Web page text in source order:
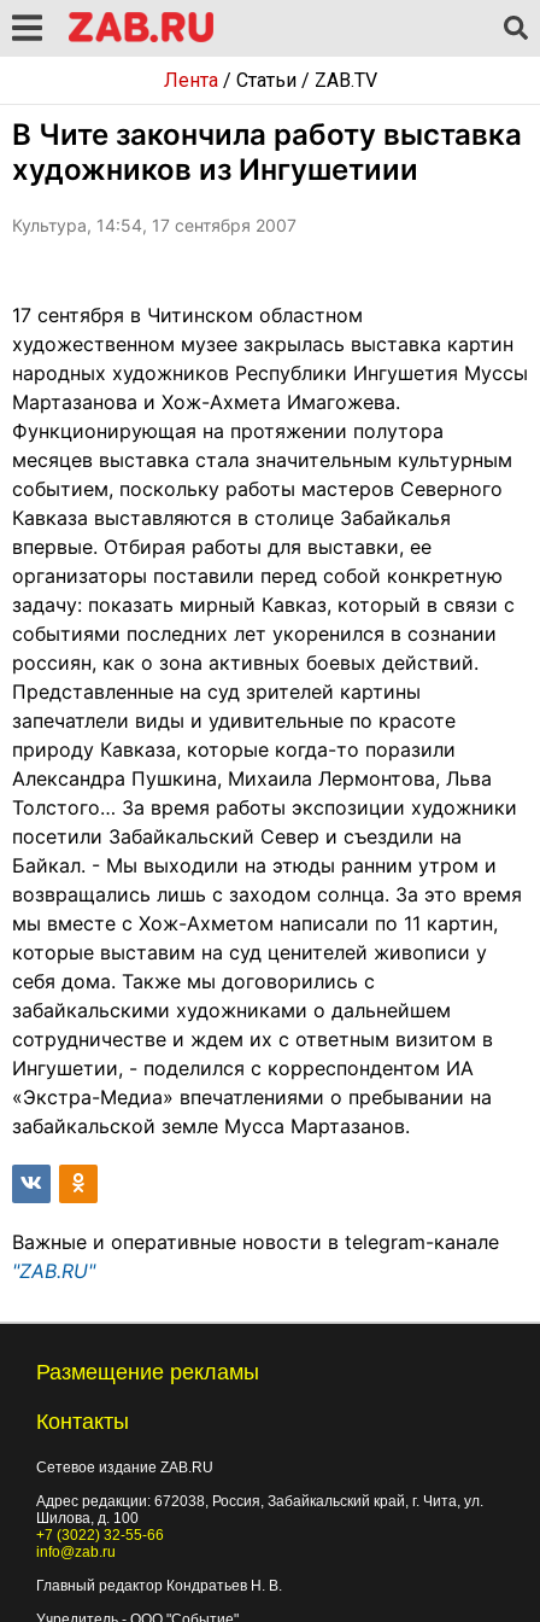
Лента/ Статьи/ ZAB.TV
В Чите закончила работу выставка
художников из Ингушетиии
Культура, 14:54, 17 сентября 2007
17 сентября в Читинском областном
художественном музее закрылась выставка картин
народных художников Республики Ингушетия Муссы
Мартазанова и Хож-Ахмета Имагожева.
Функционирующая на протяжении полутора
месяцев выставка стала значительным культурным
событием, поскольку работы мастеров Северного
Кавказа выставляются в столице Забайкалья
впервые. Отбирая работы для выставки, ее
организаторы поставили перед собой конкретную
задачу: показать мирный Кавказ, который в связи с
событиями последних лет укоренился в сознании
россиян, как о зона активных боевых действий.
Представленные на суд зрителей картины
запечатлели виды и удивительные по красоте
природу Кавказа, которые когда-то поразили
Александра Пушкина, Михаила Лермонтова, Льва
Толстого… За время работы экспозиции художники
посетили Забайкальский Север и съездили на
Байкал. - Мы выходили на этюды ранним утром и
возвращались лишь с заходом солнца. За это время
мы вместе с Хож-Ахметом написали по 11 картин,
которые выставим на суд ценителей живописи у
себя дома. Также мы договорились с
забайкальскими художниками о дальнейшем
сотрудничестве и ждем их с ответным визитом в
Ингушетии, - поделился с корреспондентом ИА
«Экстра-Медиа» впечатлениями о пребывании на
забайкальской земле Мусса Мартазанов.
Важные и оперативные новости в telegram-канале
"ZAB.RU"
Размещение рекламы
Контакты
Сетевое издание ZAB.RU
Адрес редакции: 672038, Россия, Забайкальский край, г. Чита, ул.
Шилова, д. 100
+7 (3022) 32-55-66
info@zab.ru
Главный редактор Кондратьев Н. В.